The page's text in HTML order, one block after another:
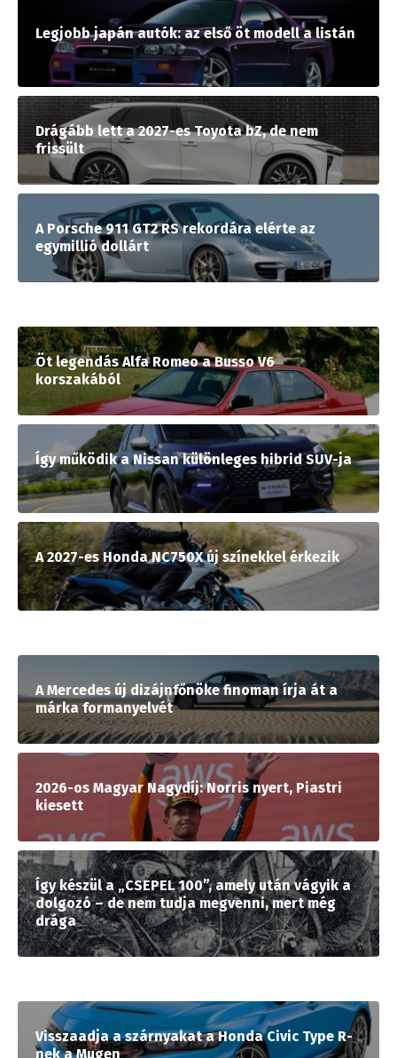
Legjobb japán autók: az első öt modell a listán
Drágább lett a 2027-es Toyota bZ, de nem
frissült
A Porsche 911 GT2 RS rekordára elérte az
egymillió dollárt
Öt legendás Alfa Romeo a Busso V6
korszakából
Így működik a Nissan különleges hibrid SUV-ja
A 2027-es Honda NC750X új színekkel érkezik
A Mercedes új dizájnfőnöke finoman írja át a
márka formanyelvét
2026-os Magyar Nagydíj: Norris nyert, Piastri
kiesett
Így készül a „CSEPEL 100”, amely után vágyik a
dolgozó – de nem tudja megvenni, mert még
drága
Visszaadja a szárnyakat a Honda Civic Type R-
nek a Mugen